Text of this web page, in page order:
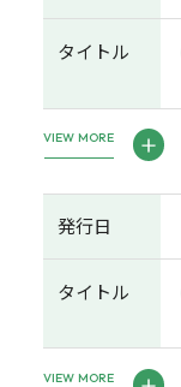
タイトル
VIEW MORE
発行日
タイトル
VIEW MORE